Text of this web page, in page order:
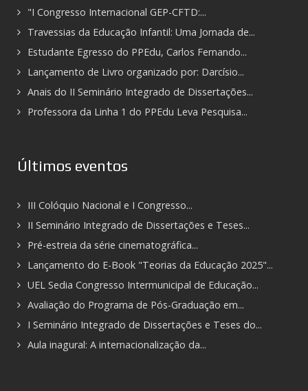
"I Congresso Internacional GEP-CFTD:...
Travessias da Educação Infantil: Uma Jornada de...
Estudante Egresso do PPEdu, Carlos Fernando...
Lançamento de Livro organizado por: Darcísio...
Anais do II Seminário Integrado de Dissertações...
Professora da Linha 1 do PPEdu Leva Pesquisa...
Últimos eventos
III Colóquio Nacional e I Congresso...
II Seminário Integrado de Dissertações e Teses...
Pré-estreia da série cinematográfica...
Lançamento do E-Book "Teorias da Educação 2025"...
UEL Sedia Congresso Intermunicipal de Educação...
Avaliação do Programa de Pós-Graduação em...
I Seminário Integrado de Dissertações e Teses do...
Aula inagural: A internacionalização da...